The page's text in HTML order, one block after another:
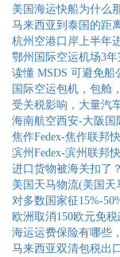
美国海运快船为什么
马来西亚到泰国的距
杭州空港口岸上半年
鄂州国际空运机场3
读懂 MSDS 可避免船
国际空运包机，包舱
受关税影响，大量汽
海南航空西安-大阪国
焦作Fedex-焦作联邦
滨州Fedex-滨州联邦
进口货物被海关扣了
美国天马物流(美国天
对多数国家征15%-
欧洲取消150欧元免
海运运费保险有哪些
马来西亚双清包税出